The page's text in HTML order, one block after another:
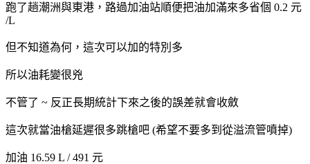
跑了趟潮洲與東港，路過加油站順便把油加滿來多省個 0.2 元
/L
但不知道為何，這次可以加的特別多
所以油耗變很兇
不管了 ~ 反正長期統計下來之後的誤差就會收斂
這次就當油槍延遲很多跳槍吧 (希望不要多到從溢流管噴掉)
加油 16.59 L / 491 元